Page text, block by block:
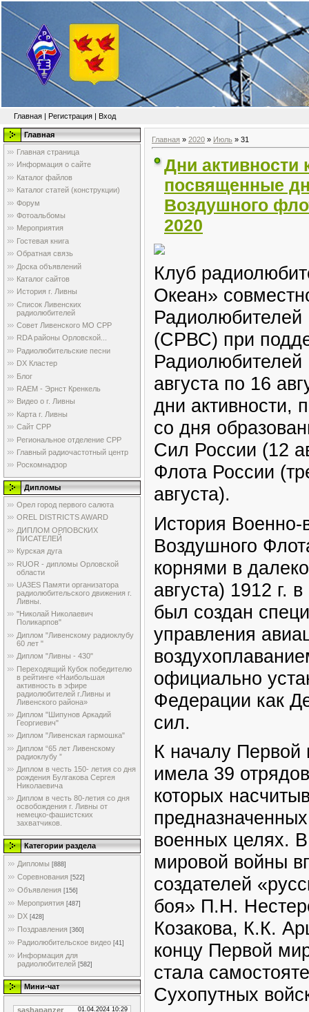
Главная | Регистрация | Вход
Главная
Главная страница
Информация о сайте
Каталог файлов
Каталог статей (конструкции)
Форум
Фотоальбомы
Мероприятия
Гостевая книга
Обратная связь
Доска объявлений
Каталог сайтов
История г. Ливны
Список Ливенских
радиолюбителей
Совет Ливенского МО СРР
RDA районы Орловской...
Радиолюбительские песни
DX Кластер
Блог
RAEM - Эрнст Кренкель
Видео о г. Ливны
Карта г. Ливны
Сайт СРР
Региональное отделение СРР
Главный радиочастотный центр
Роскомнадзор
Дипломы
Орел город первого салюта
OREL DISTRICTS AWARD
ДИПЛОМ ОРЛОВСКИХ
ПИСАТЕЛЕЙ
Курская дуга
RUOR - дипломы Орловской
области
UA3ES Памяти организатора
радиолюбительского движения г.
Ливны.
"Николай Николаевич
Поликарпов"
Диплом "Ливенскому радиоклубу
60 лет "
Диплом "Ливны - 430"
Переходящий Кубок победителю
в рейтинге «Наибольшая
активность в эфире
радиолюбителей г.Ливны и
Ливенского района»
Диплом "Шипунов Аркадий
Георгиевич"
Диплом "Ливенская гармошка"
Диплом “65 лет Ливенскому
радиоклубу ”
Диплом в честь 150- летия со дня
рождения Булгакова Сергея
Николаевича
Диплом в честь 80-летия со дня
освобождения г. Ливны от
немецко-фашистских
захватчиков.
Категории раздела
Дипломы [888]
Соревнования [522]
Объявления [156]
Мероприятия [487]
DX [428]
Поздравления [360]
Радиолюбительское видео [41]
Информация для
радиолюбителей [582]
Мини-чат
Главная » 2020 » Июль » 31
Дни
посвященные
Воздушного
2020
Клуб
Океан»
(СРВС) при
августа по 16
дни активности,
со дня
Сил России (12
Флота России
августа).
История
Воздушного
корнями в
августа) 1912 г.
был создан
управления
официально
Федерации как
сил.
К началу
имела 39
которых
военных целях.
мировой войны
создателей
боя» П.Н.
Козакова, К.К.
концу Первой
стала
Сухопутных